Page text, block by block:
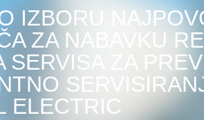
IZBORU
ZA NABAVKU
SERVISA ZA
ELECTRIC